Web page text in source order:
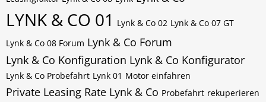
LYNK & CO 01 Lynk & Co 02 Lynk & Co 07 GT
Lynk & Co 08 Forum Lynk & Co Forum
Lynk & Co Konfiguration Lynk & Co Konfigurator
Lynk & Co Probefahrt Lynk 01 Motor einfahren
Private Leasing Rate Lynk & Co Probefahrt rekuperieren